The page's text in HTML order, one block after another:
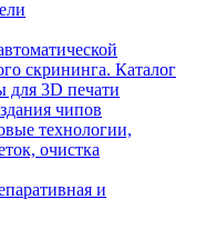
скрининга. Каталог
для 3D печати
чипов
технологии,
очистка
и